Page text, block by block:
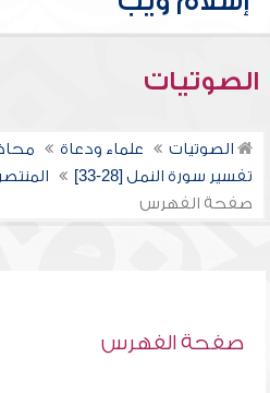
الصوتيات
الصوتيات علماء ودعاة
تفسير سورة النمل [28-33]
صفحة الفهرس
صفحة الفهرس